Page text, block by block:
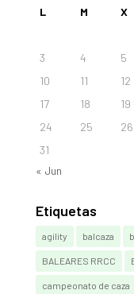
L M X
3
4 5
10
11 12
17
18 19
24
25 26
31
« Jun
Etiquetas
agility balcaza
BALEARES RRCC
campeonato de caza